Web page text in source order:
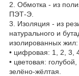
2. Обмотка - из
ПЭТ-Э.
3. Изоляция - из
натурального и
изолированных жил:
• цифровая: 1, 2, 3,
• цветовая:
зелёно-жёлтая.